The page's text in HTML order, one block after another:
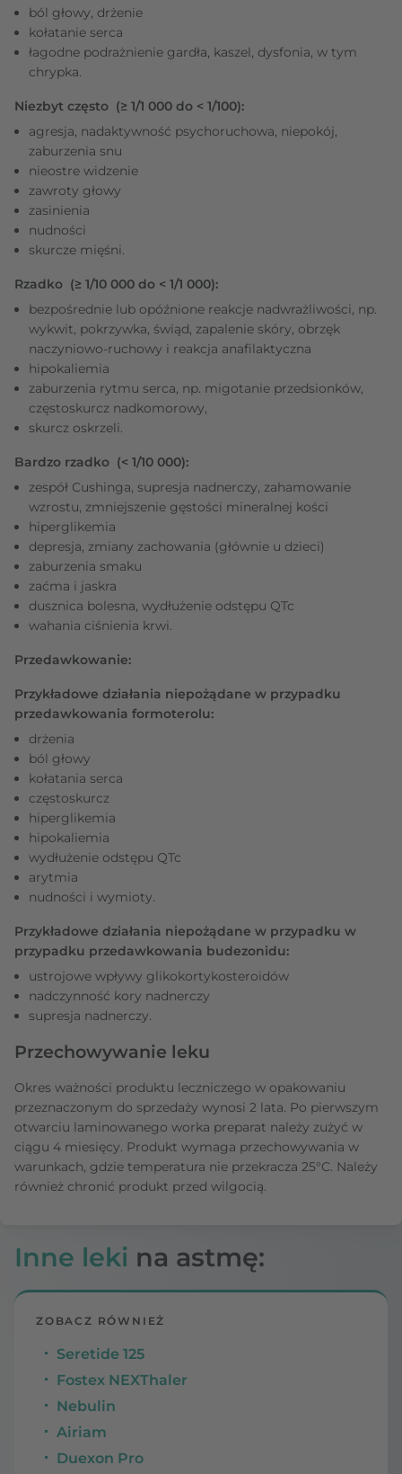
ból głowy, drżenie
kołatanie serca
łagodne podrażnienie gardła, kaszel, dysfonia, w tym
chrypka.
Niezbyt często (≥ 1/1 000 do < 1/100):
agresja, nadaktywność psychoruchowa, niepokój,
zaburzenia snu
nieostre widzenie
zawroty głowy
zasinienia
nudności
skurcze mięśni.
Rzadko (≥ 1/10 000 do < 1/1 000):
bezpośrednie lub opóźnione reakcje nadwrażliwości, np.
wykwit, pokrzywka, świąd, zapalenie skóry, obrzęk
naczyniowo-ruchowy i reakcja anafilaktyczna
hipokaliemia
zaburzenia rytmu serca, np. migotanie przedsionków,
częstoskurcz nadkomorowy,
skurcz oskrzeli.
Bardzo rzadko (< 1/10 000):
zespół Cushinga, supresja nadnerczy, zahamowanie
wzrostu, zmniejszenie gęstości mineralnej kości
hiperglikemia
depresja, zmiany zachowania (głównie u dzieci)
zaburzenia smaku
zaćma i jaskra
dusznica bolesna, wydłużenie odstępu QTc
wahania ciśnienia krwi.
Przedawkowanie:
Przykładowe działania niepożądane w przypadku
przedawkowania formoterolu:
drżenia
ból głowy
kołatania serca
częstoskurcz
hiperglikemia
hipokaliemia
wydłużenie odstępu QTc
arytmia
nudności i wymioty.
Przykładowe działania niepożądane w przypadku w
przypadku przedawkowania budezonidu:
ustrojowe wpływy glikokortykosteroidów
nadczynność kory nadnerczy
supresja nadnerczy.
Przechowywanie leku
Okres ważności produktu leczniczego w opakowaniu
przeznaczonym do sprzedaży wynosi 2 lata. Po pierwszym
otwarciu laminowanego worka preparat należy zużyć w
ciągu 4 miesięcy. Produkt wymaga przechowywania w
warunkach, gdzie temperatura nie przekracza 25°C. Należy
również chronić produkt przed wilgocią.
Inne leki na astmę:
ZOBACZ RÓWNIEŻ
Seretide 125
Fostex NEXThaler
Nebulin
Airiam
Duexon Pro